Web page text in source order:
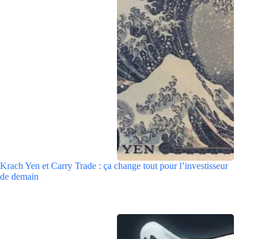
Krach Yen et Carry Trade : ça change tout pour l’investisseur
de demain